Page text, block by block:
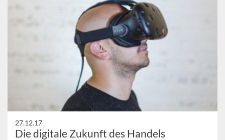
27.12.17
Die digitale Zukunft des Handels